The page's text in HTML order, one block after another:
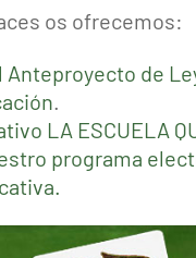
os ofrecemos:
de
LA ESCUELA
programa